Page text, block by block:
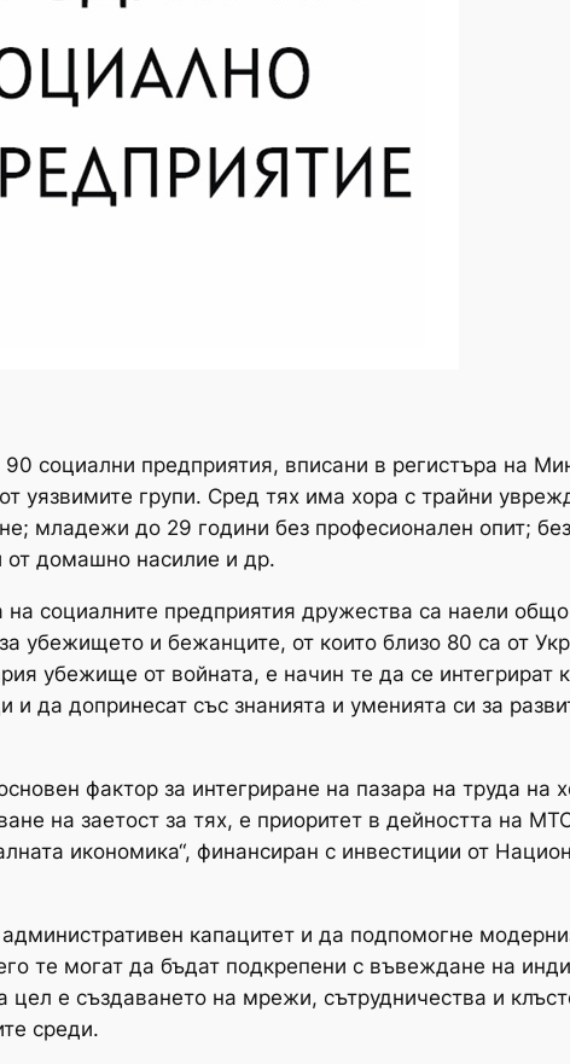
социални предприятия, вписани в регистъра на
уязвимите групи. Сред тях има хора с трайни
младежи до 29 години без професионален опит;
от домашно насилие и др.
на социалните предприятия дружества са наели
убежището и бежанците, от които близо 80 са от
убежище от войната, е начин те да се интегрират
да допринесат със знанията и уменията си за
фактор за интегриране на пазара на труда на
на заетост за тях, е приоритет в дейността на
икономика“, финансиран с инвестиции от
капацитет и да подпомогне
те могат да бъдат подкрепени с въвеждане на
е създаването на мрежи, сътрудничества и
среди.